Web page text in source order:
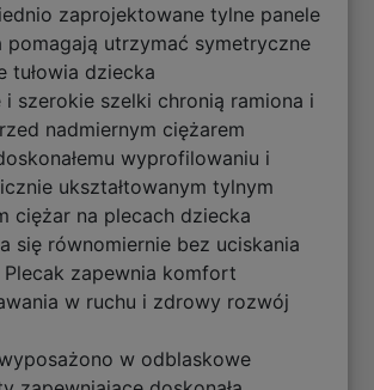
zaprojektowane tylne panele
pomagają utrzymać symetryczne
tułowia dziecka
i szerokie szelki chronią ramiona i
nadmiernym ciężarem
wyprofilowaniu i
ukształtowanym tylnym
ciężar na plecach dziecka
się równomiernie bez uciskania
Plecak zapewnia komfort
w ruchu i zdrowy rozwój
w odblaskowe